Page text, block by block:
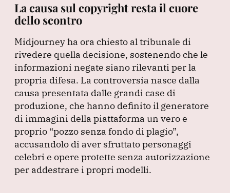
La causa sul copyright resta il cuore
dello scontro
Midjourney ha ora chiesto al tribunale di
rivedere quella decisione, sostenendo che le
informazioni negate siano rilevanti per la
propria difesa. La controversia nasce dalla
causa presentata dalle grandi case di
produzione, che hanno definito il generatore
di immagini della piattaforma un vero e
proprio “pozzo senza fondo di plagio”,
accusandolo di aver sfruttato personaggi
celebri e opere protette senza autorizzazione
per addestrare i propri modelli.